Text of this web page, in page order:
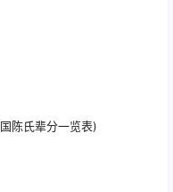
陈氏辈分一览表)